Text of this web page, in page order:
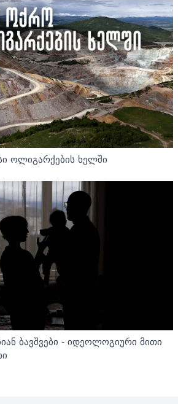
ოლიგარქების ხელში
ბავშვები - იდეოლოგიური მითი